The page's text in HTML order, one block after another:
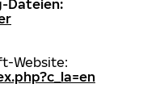
Dateien:
Website: